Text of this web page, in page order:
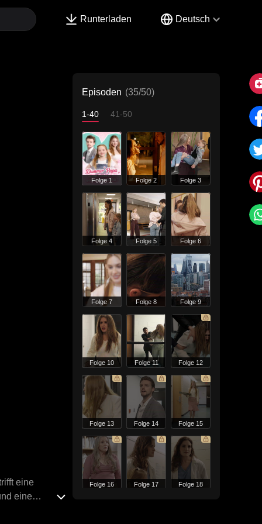
Runterladen Deutsch
eine
eine
Episoden (35/50)
1-40 41-50
Folge 1 Folge 2 Folge 3
Folge 4 Folge 5 Folge 6
Folge 7 Folge 8 Folge 9
Folge 10 Folge 11 Folge 12
Folge 13 Folge 14 Folge 15
Folge 16 Folge 17 Folge 18